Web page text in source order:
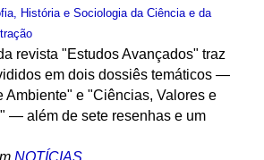
História e Sociologia da Ciência e da
revista "Estudos Avançados" traz
em dois dossiês temáticos —
Ambiente" e "Ciências, Valores e
— além de sete resenhas e um
NOTÍCIAS